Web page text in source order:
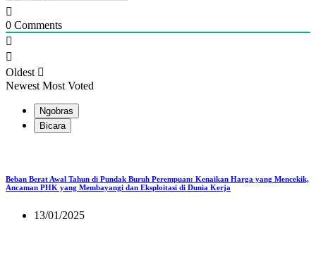
0 Comments
Oldest
Newest Most Voted
Ngobras
Bicara
Beban Berat Awal Tahun di Pundak Buruh Perempuan: Kenaikan Harga yang Mencekik,
Ancaman PHK yang Membayangi dan Eksploitasi di Dunia Kerja
13/01/2025